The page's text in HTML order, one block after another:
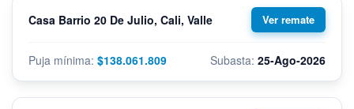
$138.061.809
Casa Barrio 20 De Julio, Cali, Valle
25-Ago-2026